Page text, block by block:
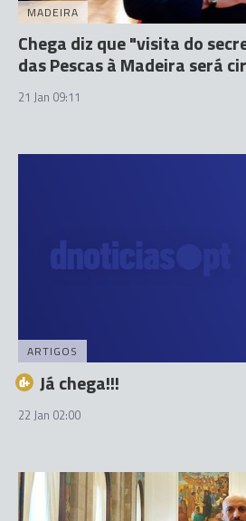
MADEIRA
Chega diz que "visita do
das Pescas à Madeira será
21 Jan 09:11
ARTIGOS
Já chega!!!
22 Jan 02:00